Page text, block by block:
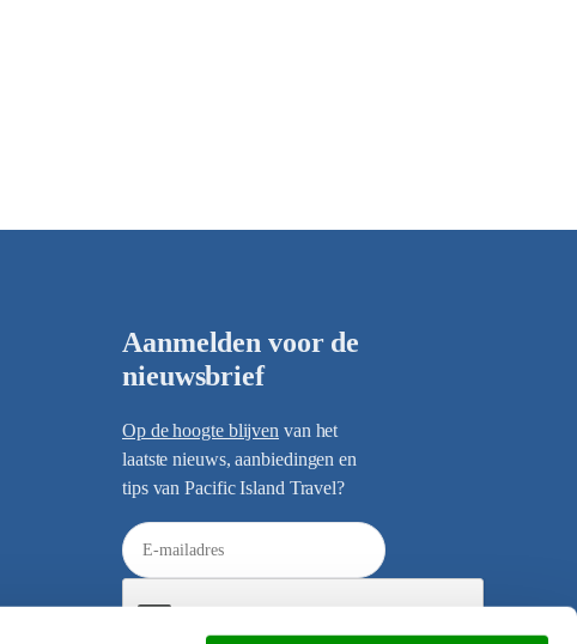
Aanmelden voor de
nieuwsbrief
Op de hoogte blijven van het
laatste nieuws, aanbiedingen en
tips van Pacific Island Travel?
E
-